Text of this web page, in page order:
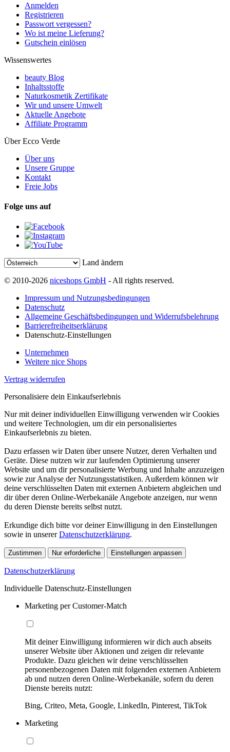
Anmelden
Registrieren
Passwort vergessen?
Wo ist meine Lieferung?
Gutschein einlösen
Wissenswertes
beauty Blog
Inhaltsstoffe
Naturkosmetik Zertifikate
Wir und unsere Umwelt
Aktuelle Angebote
Affiliate Programm
Über Ecco Verde
Über uns
Unsere Gruppe
Kontakt
Freie Jobs
Folge uns auf
Land ändern
© 2010-2026 niceshops GmbH - All rights reserved.
Impressum und Nutzungsbedingungen
Datenschutz
Allgemeine Geschäftsbedingungen und Widerrufsbelehrung
Barrierefreiheitserklärung
Datenschutz-Einstellungen
Unternehmen
Weitere nice Shops
Vertrag widerrufen
Personalisiere dein Einkaufserlebnis
Nur mit deiner individuellen Einwilligung verwenden wir Cookies
und weitere Technologien, um dir ein personalisiertes
Einkaufserlebnis zu bieten.
Dazu erfassen wir Daten über unsere Nutzer, deren Verhalten und
Geräte. Diese nutzen wir zur laufenden Optimierung unserer
Website und um dir personalisierte Werbung und Inhalte anzuzeigen
sowie zur Analyse der Nutzungsstatistiken. Außerdem können wir
deine verschlüsselten Daten mit externen Anbietern abgleichen und
dir über deren Online-Werbekanäle Angebote anzeigen, nur wenn
du deren Dienste bereits selbst nutzt.
Erkundige dich bitte vor deiner Einwilligung in den Einstellungen
sowie in unsererDatenschutzerklärung.
Zustimmen Nur erforderliche Einstellungen anpassen
Datenschutzerklärung
Individuelle Datenschutz-Einstellungen
Marketing per Customer-Match
Mit deiner Einwilligung informieren wir dich auch abseits
unserer Website über Aktionen und zeigen dir relevante
Produkte. Dazu gleichen wir deine verschlüsselten
personenbezogenen Daten mit folgenden externen Anbietern
ab und nutzen deren Online-Werbekanäle, sofern du deren
Dienste bereits nutzt:
Bing, Criteo, Meta, Google, LinkedIn, Pinterest, TikTok
Marketing